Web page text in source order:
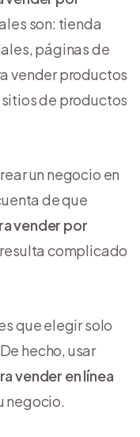
son: tienda
páginas de
vender productos
de productos
un negocio en
de que
vender por
resulta complicado
que elegir solo
De hecho, usar
vender en línea
negocio.